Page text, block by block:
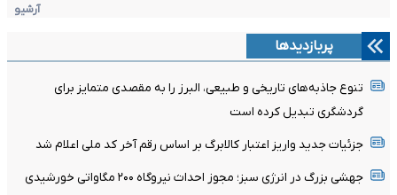
آرشیو
پربازدیدها
تنوع جاذبه‌های تاریخی و طبیعی، البرز را به مقصدی متمایز برای
گردشگری تبدیل کرده است
جزئیات جدید واریز اعتبار کالابرگ بر اساس رقم آخر کد ملی اعلام شد
جهشی بزرگ در انرژی سبز؛ مجوز احداث نیروگاه ۲۰۰ مگاواتی خورشیدی